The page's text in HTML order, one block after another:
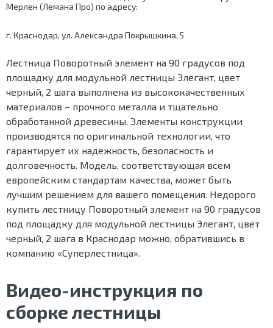
Мерлен (Лемана Про) по адресу:
г. Краснодар, ул. Александра Покрышкина, 5
Лестница Поворотный элемент на 90 градусов под
площадку для модульной лестницы Элегант, цвет
черный, 2 шага выполнена из высококачественных
материалов – прочного металла и тщательно
обработанной древесины. Элементы конструкции
производятся по оригинальной технологии, что
гарантирует их надежность, безопасность и
долговечность. Модель, соответствующая всем
европейским стандартам качества, может быть
лучшим решением для вашего помещения. Недорого
купить лестницу Поворотный элемент на 90 градусов
под площадку для модульной лестницы Элегант, цвет
черный, 2 шага в Краснодар можно, обратившись в
компанию «Суперлестница».
Видео-инструкция по
сборке лестницы